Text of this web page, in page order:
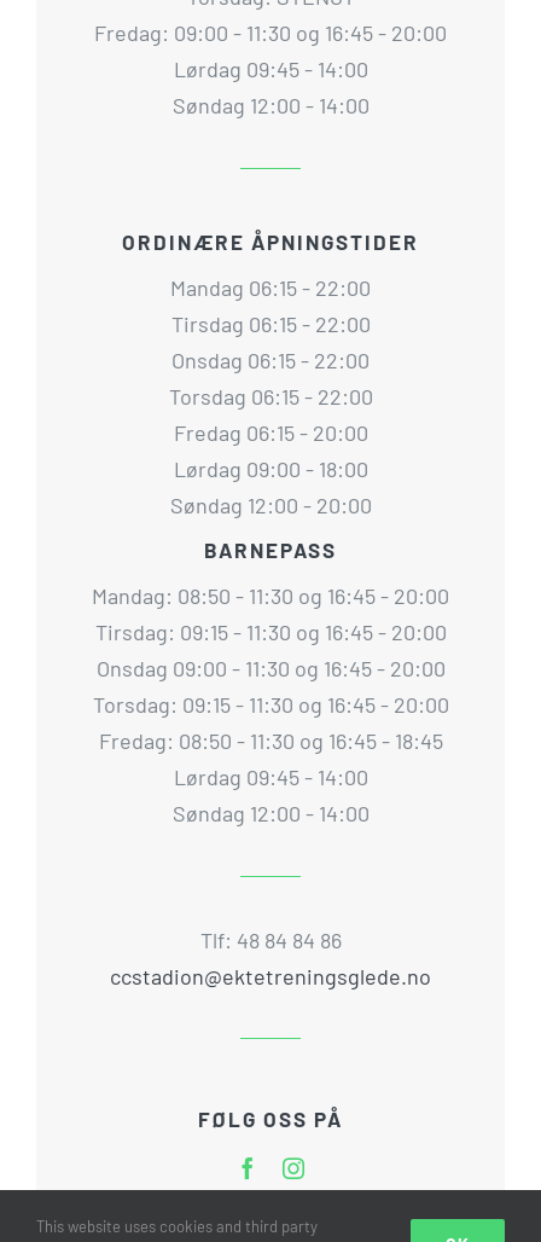
Fredag: 09:00 - 11:30 og 16:45 - 20:00
Lørdag 09:45 - 14:00
Søndag 12:00 - 14:00
ORDINÆRE ÅPNINGSTIDER
Mandag 06:15 - 22:00
Tirsdag 06:15 - 22:00
Onsdag 06:15 - 22:00
Torsdag 06:15 - 22:00
Fredag 06:15 - 20:00
Lørdag 09:00 - 18:00
Søndag 12:00 - 20:00
BARNEPASS
Mandag: 08:50 - 11:30 og 16:45 - 20:00
Tirsdag: 09:15 - 11:30 og 16:45 - 20:00
Onsdag 09:00 - 11:30 og 16:45 - 20:00
Torsdag: 09:15 - 11:30 og 16:45 - 20:00
Fredag: 08:50 - 11:30 og 16:45 - 18:45
Lørdag 09:45 - 14:00
Søndag 12:00 - 14:00
Tlf: 48 84 84 86
ccstadion@ektetreningsglede.no
FØLG OSS PÅ
This website uses cookies and third party